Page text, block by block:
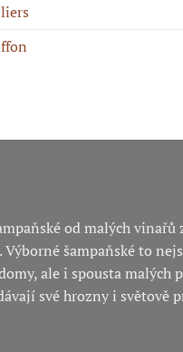
od malých vinařů
Výborné šampaňské to
ale i spousta malých
své hrozny i světově